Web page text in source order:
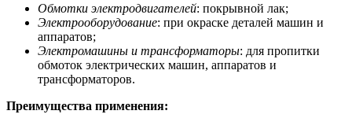
Обмотки электродвигателей: покрывной лак;
Электрооборудование: при окраске деталей машин и
аппаратов;
Электромашины и трансформаторы: для пропитки
обмоток электрических машин, аппаратов и
трансформаторов.
Преимущества применения: